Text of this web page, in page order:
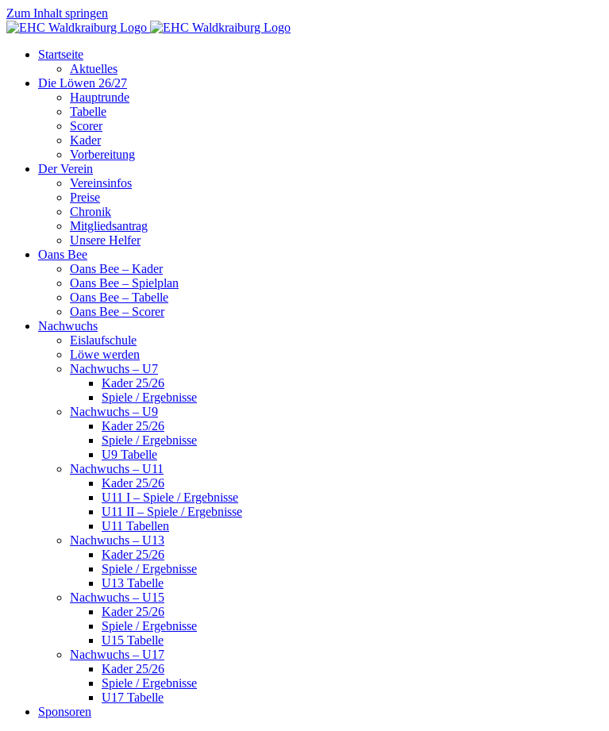
Zum Inhalt springen
Startseite
Aktuelles
Die Löwen 26/27
Hauptrunde
Tabelle
Scorer
Kader
Vorbereitung
Der Verein
Vereinsinfos
Preise
Chronik
Mitgliedsantrag
Unsere Helfer
Oans Bee
Oans Bee – Kader
Oans Bee – Spielplan
Oans Bee – Tabelle
Oans Bee – Scorer
Nachwuchs
Eislaufschule
Löwe werden
Nachwuchs – U7
Kader 25/26
Spiele / Ergebnisse
Nachwuchs – U9
Kader 25/26
Spiele / Ergebnisse
U9 Tabelle
Nachwuchs – U11
Kader 25/26
U11 I – Spiele / Ergebnisse
U11 II – Spiele / Ergebnisse
U11 Tabellen
Nachwuchs – U13
Kader 25/26
Spiele / Ergebnisse
U13 Tabelle
Nachwuchs – U15
Kader 25/26
Spiele / Ergebnisse
U15 Tabelle
Nachwuchs – U17
Kader 25/26
Spiele / Ergebnisse
U17 Tabelle
Sponsoren